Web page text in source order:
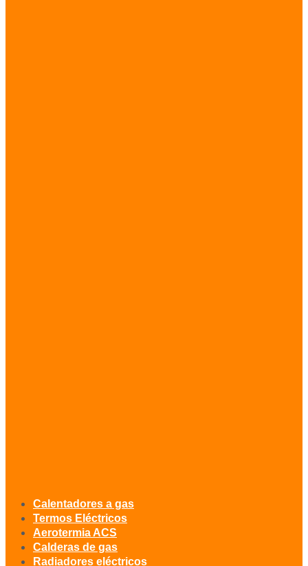
Calentadores a gas
Termos Eléctricos
Aerotermia ACS
Calderas de gas
Radiadores eléctricos